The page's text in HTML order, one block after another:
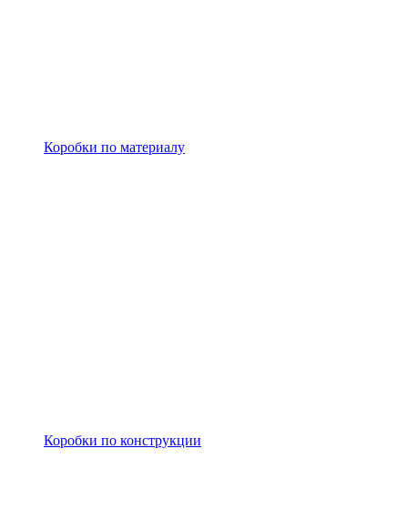
Коробки по материалу
Коробки по конструкции